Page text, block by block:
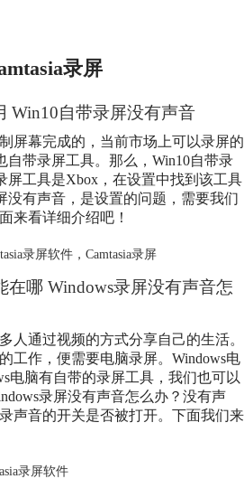
录屏
Win10自带录屏没有声音
屏幕完成的，当前市场上可以录屏的
自带录屏工具。那么，Win10自带录
屏工具是Xbox，在设置中找到该工具
没有声音，是设置的问题，需要我们
来看详细介绍吧！
录屏软件， Camtasia录屏
在哪 Windows录屏没有声音怎
人通过视频的方式分享自己的生活。
工作，便需要电脑录屏。Windows电
电脑有自带的录屏工具，我们也可以
录屏没有声音怎么办？没有声
声音的开关是否被打开。下面我们来
录屏软件